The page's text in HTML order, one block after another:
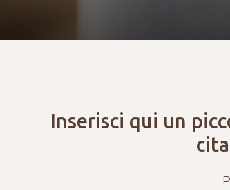
Inserisci qui un